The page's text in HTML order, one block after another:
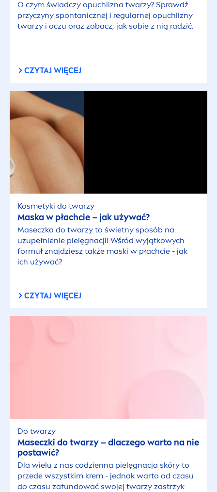
O czym świadczy opuchlizna twarzy? Sprawdź
przyczyny spontanicznej i regularnej opuchlizny
twarzy i oczu oraz zobacz, jak sobie z nią radzić.
CZYTAJ WIĘCEJ
Kosmetyki do twarzy
Maska w płachcie – jak używać?
Maseczka do twarzy to świetny sposób na
uzupełnienie pielęgnacji! Wśród wyjątkowych
formuł znajdziesz także maski w płachcie - jak
ich używać?
CZYTAJ WIĘCEJ
Do twarzy
Maseczki do twarzy – dlaczego warto na nie
postawić?
Dla wielu z nas codzienna pielęgnacja skóry to
przede wszystkim krem - jednak warto od czasu
do czasu zafundować swojej twarzy zastrzyk